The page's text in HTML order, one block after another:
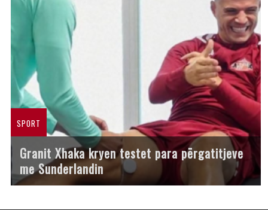
SPORT
Granit Xhaka kryen testet para përgatitjeve
me Sunderlandin